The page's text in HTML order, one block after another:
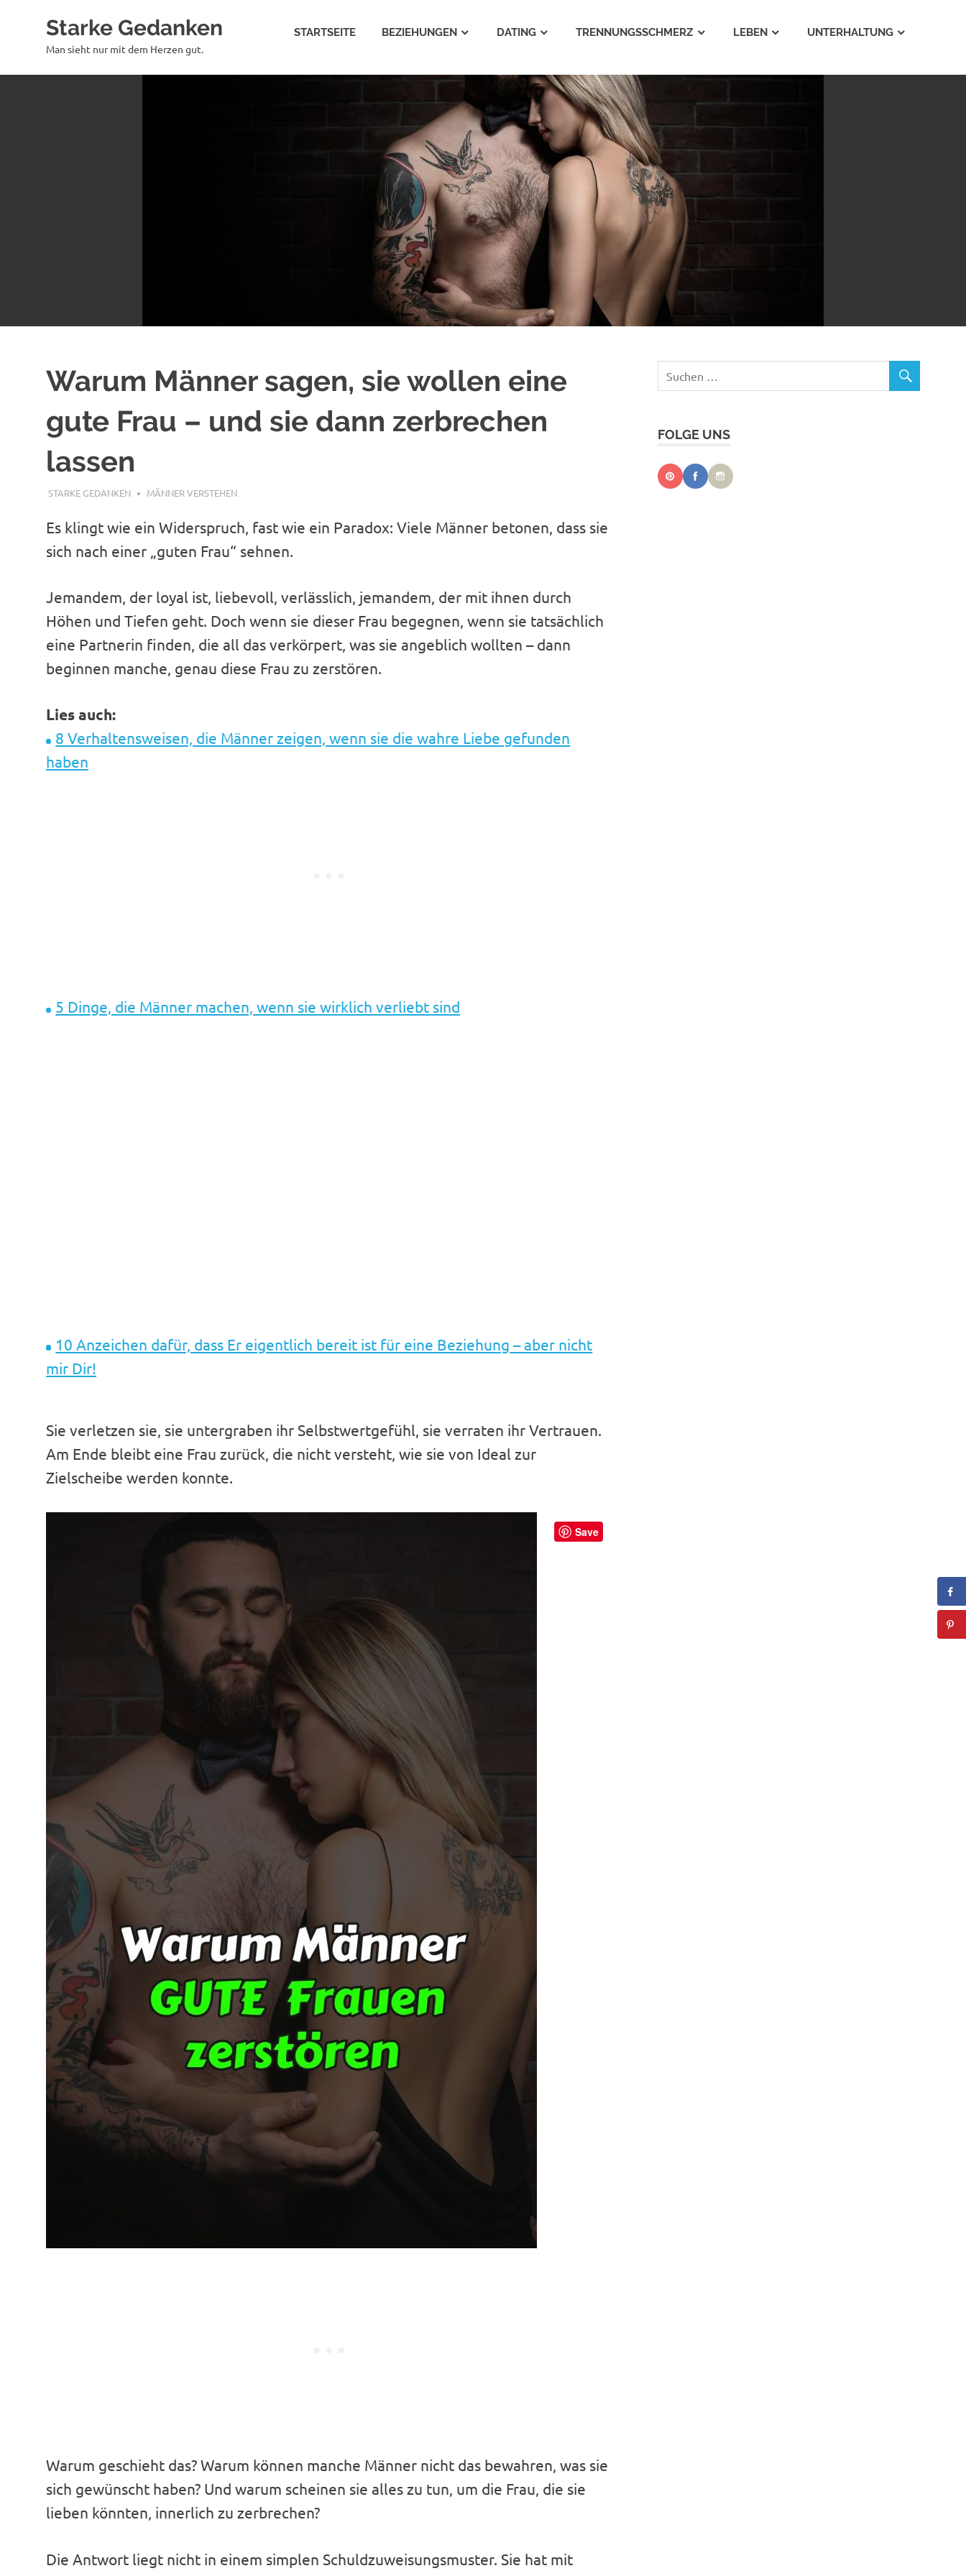
Starke Gedanken
Man sieht nur mit dem Herzen gut.
STARTSEITE BEZIEHUNGEN DATING TRENNUNGSSCHMERZ LEBEN UNTERHALTUNG
Warum Männer sagen, sie wollen eine
gute Frau – und sie dann zerbrechen
lassen
SEPTEMBER 22, 2025
STARKE GEDANKEN MÄNNER VERSTEHEN
Es klingt wie ein Widerspruch, fast wie ein Paradox: Viele Männer betonen, dass sie
sich nach einer „guten Frau“ sehnen.
Jemandem, der loyal ist, liebevoll, verlässlich, jemandem, der mit ihnen durch
Höhen und Tiefen geht. Doch wenn sie dieser Frau begegnen, wenn sie tatsächlich
eine Partnerin finden, die all das verkörpert, was sie angeblich wollten – dann
beginnen manche, genau diese Frau zu zerstören.
Lies auch:
8 Verhaltensweisen, die Männer zeigen, wenn sie die wahre Liebe gefunden
haben
5 Dinge, die Männer machen, wenn sie wirklich verliebt sind
10 Anzeichen dafür, dass Er ​eigentlich bereit ist für eine Beziehung – aber nicht
mir Dir​!
Sie verletzen sie, sie untergraben ihr Selbstwertgefühl, sie verraten ihr Vertrauen.
Am Ende bleibt eine Frau zurück, die nicht versteht, wie sie von Ideal zur
Zielscheibe werden konnte.
Save
Warum geschieht das? Warum können manche Männer nicht das bewahren, was sie
sich gewünscht haben? Und warum scheinen sie alles zu tun, um die Frau, die sie
lieben könnten, innerlich zu zerbrechen?
Die Antwort liegt nicht in einem simplen Schuldzuweisungsmuster. Sie hat mit
FOLGE UNS